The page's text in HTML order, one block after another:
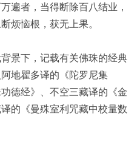
遍者，当得断除百八结业，
烦恼根，获无上果。
下，记载有关佛珠的经典
地瞿多译的《陀罗尼集
德经》、不空三藏译的《金
的《曼殊室利咒藏中校量数